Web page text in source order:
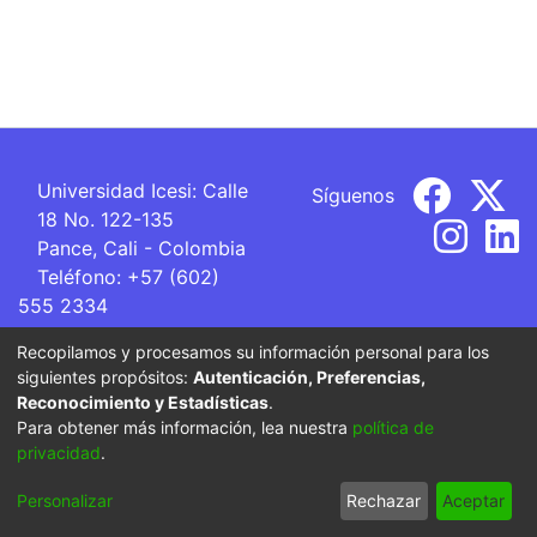
Universidad Icesi: Calle
18 No. 122-135
Pance, Cali - Colombia
Teléfono: +57 (602)
555 2334
ventanillaunica@icesi.edu.co
Síguenos
La Universidad Icesi es una Institución de Educación
Superior que se encuentra sujeta a inspección y vigilancia
por parte del Ministerio de Educación Nacional.
Cookie
End User
Agreement
Send
Feedback
Recopilamos y procesamos su información personal para los
siguientes propósitos: Autenticación, Preferencias,
Reconocimiento y Estadísticas.
Para obtener más información, lea nuestra política de
privacidad.
Personalizar Rechazar Aceptar